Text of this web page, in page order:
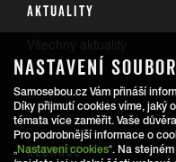
AKTUALITY
REDAKCE
NASTAVENÍ
Samosebou.cz Vám přináší
Díky přijmutí cookies víme, jaký
témata více zaměřit. Vaše
Pro podrobnější informace o
„Nastavení cookies“. Na